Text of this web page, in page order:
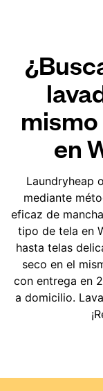
en
Laundryheap
mediante
eficaz de
tipo de tela en
hasta telas
seco en el
con entrega en
a domicilio.